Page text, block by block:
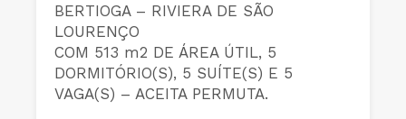
BERTIOGA – RIVIERA DE SÃO
LOURENÇO
COM 513 m2 DE ÁREA ÚTIL, 5
DORMITÓRIO(S), 5 SUÍTE(S) E 5
VAGA(S) – ACEITA PERMUTA.